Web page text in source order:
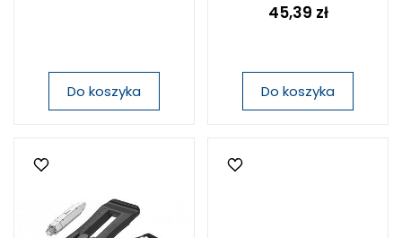
Do koszyka
45,39 zł
Do koszyka